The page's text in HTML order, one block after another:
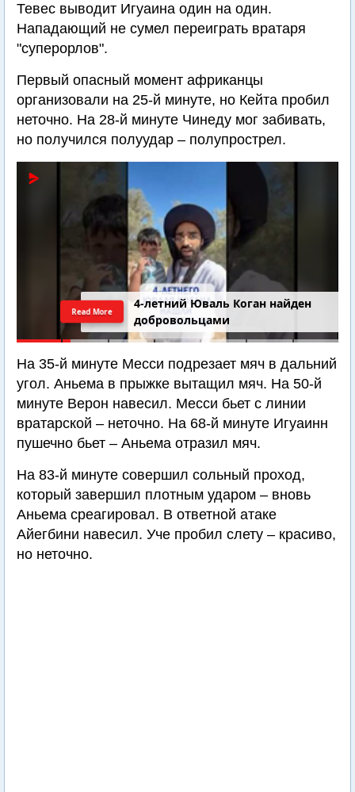
Тевес выводит Игуаина один на один.
Нападающий не сумел переиграть вратаря
"суперорлов".
Первый опасный момент африканцы
организовали на 25-й минуте, но Кейта пробил
неточно. На 28-й минуте Чинеду мог забивать,
но получился полуудар – полупрострел.
4-летний Юваль Коган найден
добровольцами
Read More
На 35-й минуте Месси подрезает мяч в дальний
угол. Аньема в прыжке вытащил мяч. На 50-й
минуте Верон навесил. Месси бьет с линии
вратарской – неточно. На 68-й минуте Игуаинн
пушечно бьет – Аньема отразил мяч.
На 83-й минуте совершил сольный проход,
который завершил плотным ударом – вновь
Аньема среагировал. В ответной атаке
Айегбини навесил. Уче пробил слету – красиво,
но неточно.